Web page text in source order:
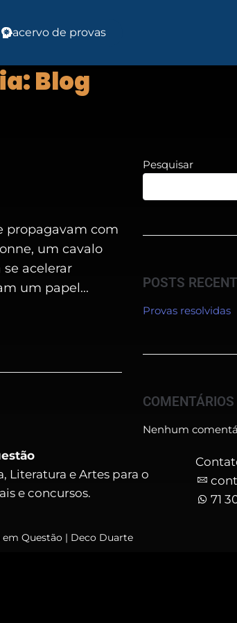
acervo de provas
Blog
propagavam com
um cavalo
acelerar
um papel...
Pesquisar
POSTS
Provas resolvidas
COMENTÁRIOS
Nenhum
Literatura e Artes para o
e concursos.
71
Questão | Deco Duarte